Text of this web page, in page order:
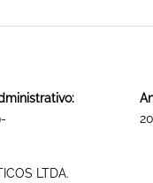
LTDA.